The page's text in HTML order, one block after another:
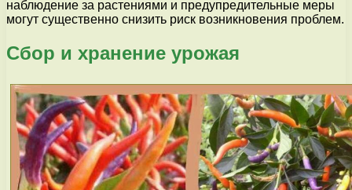
наблюдение за растениями и предупредительные меры
могут существенно снизить риск возникновения проблем.
Сбор и хранение урожая